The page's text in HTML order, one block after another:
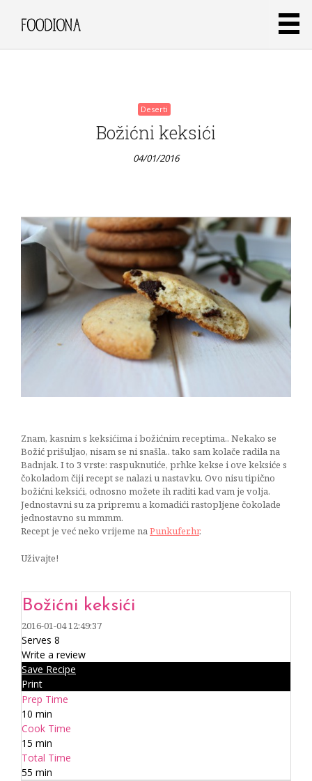
Deserti
Kremasta
juha od
muškatne
tikve
04/01/2016
Deserti
Božićni keksići
04/01/2016
Znam, kasnim s keksićima i božićnim receptima.. Nekako se
Božić prišuljao, nisam se ni snašla.. tako sam kolače radila na
Badnjak. I to 3 vrste: raspuknutiće, prhke kekse i ove keksiće s
čokoladom čiji recept se nalazi u nastavku. Ovo nisu tipično
božićni keksići, odnosno možete ih raditi kad vam je volja.
Jednostavni su za pripremu a komadići rastopljene čokolade
jednostavno su mmmm.
Recept je već neko vrijeme naPunkufer.hr.
Uživajte!
Božićni keksići
2016-01-04 12:49:37
Serves 8
Write a review
Save Recipe
Print
Prep Time
10 min
Cook Time
15 min
Total Time
55 min